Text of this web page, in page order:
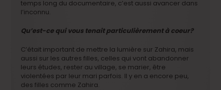
temps long du documentaire, c’est aussi avancer dans
l’inconnu.
Qu’est-ce qui vous tenait particulièrement à coeur?
C’était important de mettre la lumière sur Zahira, mais
aussi sur les autres filles, celles qui vont abandonner
leurs études, rester au village, se marier, être
violentées par leur mari parfois. Il y en a encore peu,
des filles comme Zahira.